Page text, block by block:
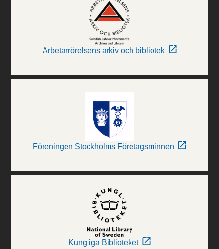
Arbetarrörelsens arkiv och bibliotek
Föreningen Stockholms Företagsminnen
Kungliga Biblioteket